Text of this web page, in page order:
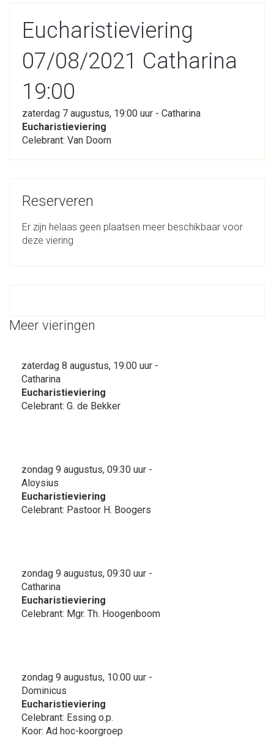
Eucharistieviering
07/08/2021 Catharina
19:00
zaterdag 7 augustus, 19:00 uur - Catharina
Eucharistieviering
Celebrant: Van Doorn
Reserveren
Er zijn helaas geen plaatsen meer beschikbaar voor
deze viering
Meer vieringen
zaterdag 8 augustus, 19:00 uur -
Catharina
Eucharistieviering
Celebrant: G. de Bekker
zondag 9 augustus, 09:30 uur -
Aloysius
Eucharistieviering
Celebrant: Pastoor H. Boogers
zondag 9 augustus, 09:30 uur -
Catharina
Eucharistieviering
Celebrant: Mgr. Th. Hoogenboom
zondag 9 augustus, 10:00 uur -
Dominicus
Eucharistieviering
Celebrant: Essing o.p.
Koor: Ad hoc-koorgroep